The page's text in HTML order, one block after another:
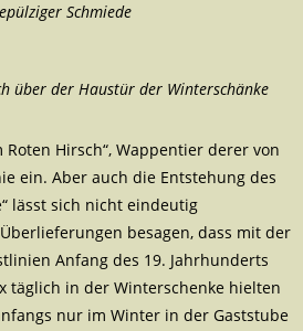
Schmiede
über der Haustür der Winterschänke
Roten Hirsch“, Wappentier derer von
ein. Aber auch die Entstehung des
lässt sich nicht eindeutig
besagen, dass mit der
Anfang des 19. Jahrhunderts
täglich in der Winterschenke hielten
nur im Winter in der Gaststube